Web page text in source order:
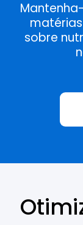
sobre